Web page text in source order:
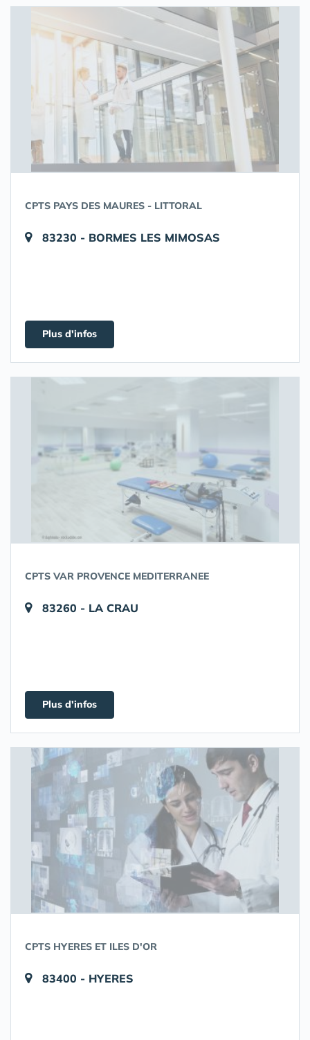
CPTS PAYS DES MAURES - LITTORAL
83230 - BORMES LES MIMOSAS
Plus d'infos
CPTS VAR PROVENCE MEDITERRANEE
83260 - LA CRAU
Plus d'infos
CPTS HYERES ET ILES D'OR
83400 - HYERES